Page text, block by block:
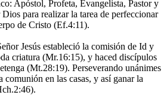
Apóstol, Profeta, Evangelista, Pastor y
para realizar la tarea de perfeccionar
de Cristo (Ef.4:11).
Jesús estableció la comisión de Id y
criatura (Mr.16:15), y haced discípulos
(Mt.28:19). Perseverando unánimes
comunión en las casas, y así ganar la